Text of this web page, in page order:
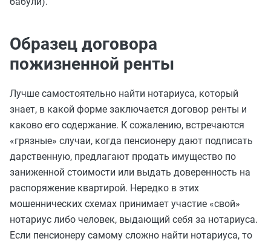
Образец договора
пожизненной ренты
Лучше самостоятельно найти нотариуса, который
знает, в какой форме заключается договор ренты и
каково его содержание. К сожалению, встречаются
«грязные» случаи, когда пенсионеру дают подписать
дарственную, предлагают продать имущество по
заниженной стоимости или выдать доверенность на
распоряжение квартирой. Нередко в этих
мошеннических схемах принимает участие «свой»
нотариус либо человек, выдающий себя за нотариуса.
Если пенсионеру самому сложно найти нотариуса, то